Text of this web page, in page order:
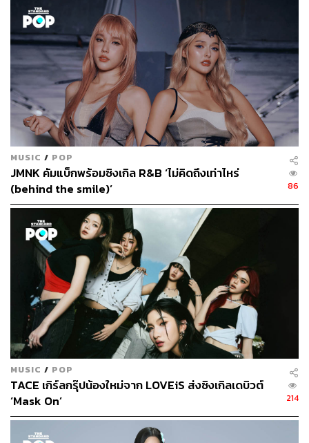
3. ออฟโรด กันตภณ –ง่ายๆ (COMPLETE)
4. Geler – GOT IT (ก็อต-จิ)
MUSIC / POP
JMNK คัมแบ็กพร้อมซิงเกิล R&B ‘ไม่คิดถึงเท่าไหร่
(behind the smile)’
86
MUSIC / POP
TACE เกิร์ลกรุ๊ปน้องใหม่จาก LOVEiS ส่งซิงเกิลเดบิวต์
‘Mask On’
214